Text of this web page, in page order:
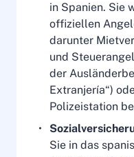
in Spanien. Sie
offiziellen
darunter
und
der
Extranjería“)
Polizeistation
Sie in das